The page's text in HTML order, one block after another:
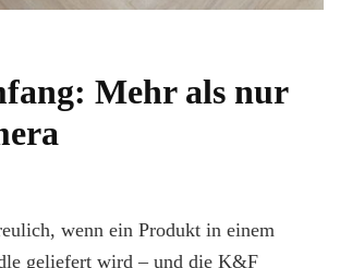
Mehr als nur
wenn ein Produkt in einem
geliefert wird – und die K&F